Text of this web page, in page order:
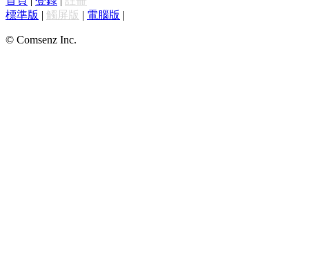
標準版 | 觸屏版 | 電腦版 |
© Comsenz Inc.